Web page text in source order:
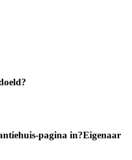
pagina in?Eigenaar